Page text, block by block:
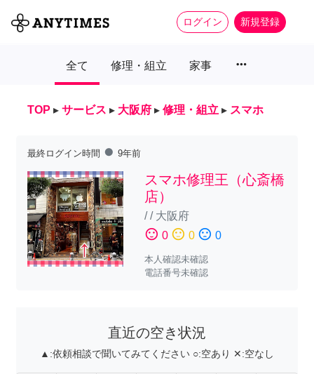
ログイン 新規登録
全て 修理・組立 家事 more_horiz
TOP ▸ サービス ▸ 大阪府 ▸ 修理・組立 ▸ スマホ
最終ログイン時間 fiber_manual_record 9年前
スマホ修理王（心斎橋
店）
// 大阪府
sentiment_satisfied 0 sentiment_neutral 0 sentiment_dissatisfied 0
本人確認未確認
電話番号未確認
直近の空き状況
▲:依頼相談で聞いてみてください ○:空あり ✕:空なし